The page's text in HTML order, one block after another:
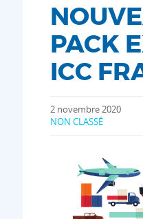
PACK
ICC
2 novembre 2020
NON CLASSÉ